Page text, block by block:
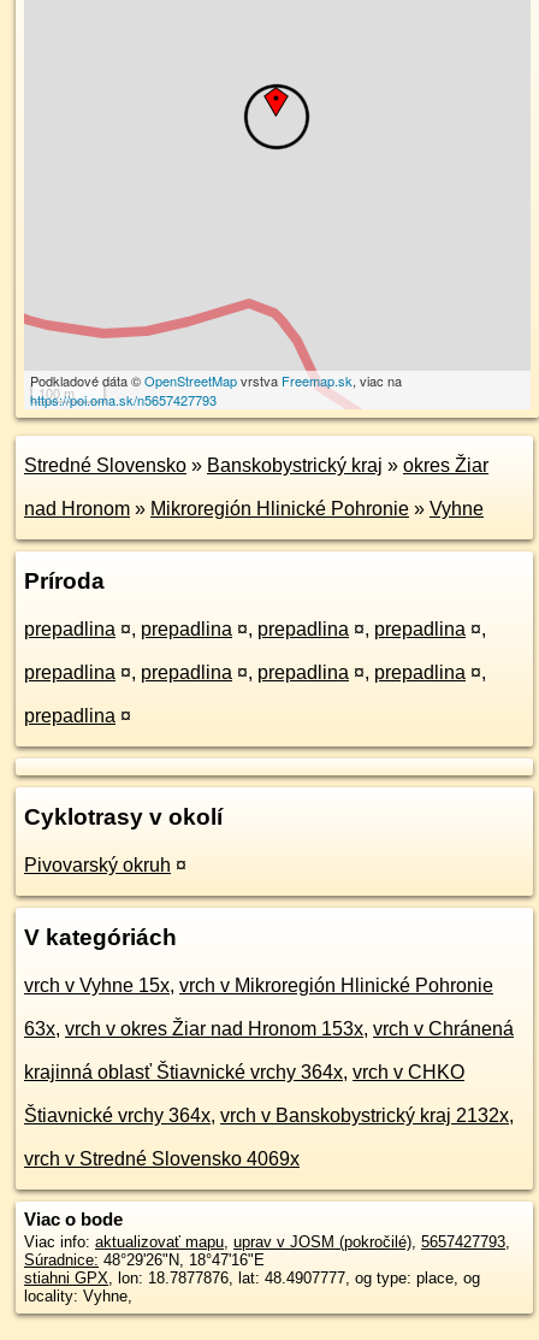
100 m
Podkladové dáta ©OpenStreetMapvrstva Freemap.sk, viac na
https://poi.oma.sk/n5657427793
Stredné Slovensko » Banskobystrický kraj » okres Žiar
nad Hronom » Mikroregión Hlinické Pohronie » Vyhne
Príroda
prepadlina ¤, prepadlina ¤, prepadlina ¤, prepadlina ¤,
prepadlina ¤, prepadlina ¤, prepadlina ¤, prepadlina ¤,
prepadlina ¤
Cyklotrasy v okolí
Pivovarský okruh ¤
V kategóriách
vrch v Vyhne 15x, vrch v Mikroregión Hlinické Pohronie
63x, vrch v okres Žiar nad Hronom 153x, vrch v Chránená
krajinná oblasť Štiavnické vrchy 364x, vrch v CHKO
Štiavnické vrchy 364x, vrch v Banskobystrický kraj 2132x,
vrch v Stredné Slovensko 4069x
Viac o bode
Viac info: aktualizovať mapu, uprav v JOSM (pokročilé), 5657427793,
Súradnice: 48°29'26"N, 18°47'16"E
stiahni GPX, lon: 18.7877876, lat: 48.4907777, og type: place, og
locality: Vyhne,